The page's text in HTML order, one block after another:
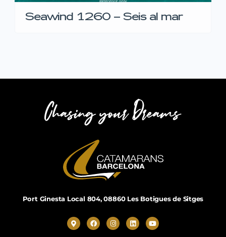
Seawind 1260 – Seis al mar
Port Ginesta Local 804, 08860 Les Botigues de Sitges